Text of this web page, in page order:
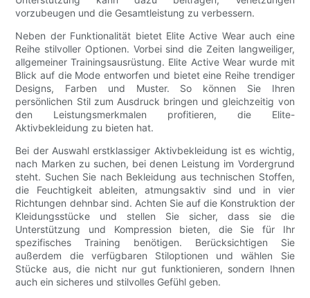
vorzubeugen und die Gesamtleistung zu verbessern.
Neben der Funktionalität bietet Elite Active Wear auch eine
Reihe stilvoller Optionen. Vorbei sind die Zeiten langweiliger,
allgemeiner Trainingsausrüstung. Elite Active Wear wurde mit
Blick auf die Mode entworfen und bietet eine Reihe trendiger
Designs, Farben und Muster. So können Sie Ihren
persönlichen Stil zum Ausdruck bringen und gleichzeitig von
den Leistungsmerkmalen profitieren, die Elite-
Aktivbekleidung zu bieten hat.
Bei der Auswahl erstklassiger Aktivbekleidung ist es wichtig,
nach Marken zu suchen, bei denen Leistung im Vordergrund
steht. Suchen Sie nach Bekleidung aus technischen Stoffen,
die Feuchtigkeit ableiten, atmungsaktiv sind und in vier
Richtungen dehnbar sind. Achten Sie auf die Konstruktion der
Kleidungsstücke und stellen Sie sicher, dass sie die
Unterstützung und Kompression bieten, die Sie für Ihr
spezifisches Training benötigen. Berücksichtigen Sie
außerdem die verfügbaren Stiloptionen und wählen Sie
Stücke aus, die nicht nur gut funktionieren, sondern Ihnen
auch ein sicheres und stilvolles Gefühl geben.